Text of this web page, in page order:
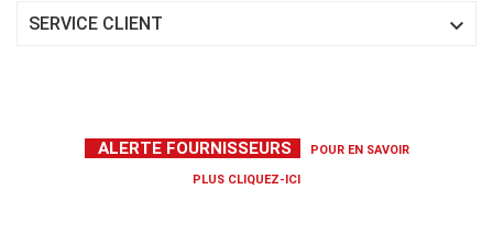
SERVICE CLIENT 
ALERTE FOURNISSEURS POUR EN SAVOIR
PLUS CLIQUEZ-ICI